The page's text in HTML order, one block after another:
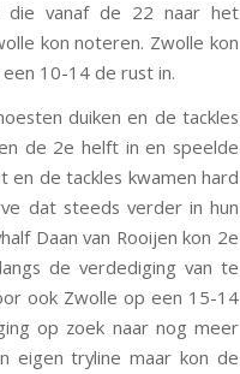
die vanaf de 22 naar het
kon noteren. Zwolle kon
10-14 de rust in.
duiken en de tackles
de 2e helft in en speelde
en de tackles kwamen hard
dat steeds verder in hun
Daan van Rooijen kon 2e
de verdediging van te
ook Zwolle op een 15-14
op zoek naar nog meer
eigen tryline maar kon de